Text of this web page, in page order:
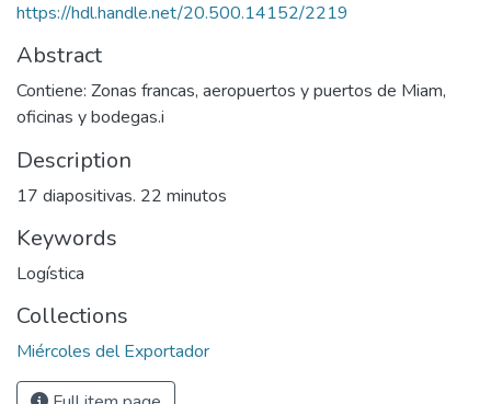
https://hdl.handle.net/20.500.14152/2219
Abstract
Contiene: Zonas francas, aeropuertos y puertos de Miam,
oficinas y bodegas.i
Description
17 diapositivas. 22 minutos
Keywords
Logística
Collections
Miércoles del Exportador